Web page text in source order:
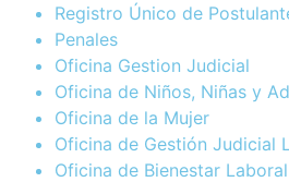
Registro Único de
Penales
Oficina Gestion Judicial
Oficina de Niños, Niñas y
Oficina de la Mujer
Oficina de Gestión Judicial
Oficina de Bienestar Laboral